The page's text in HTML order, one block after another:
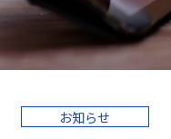
お知らせ